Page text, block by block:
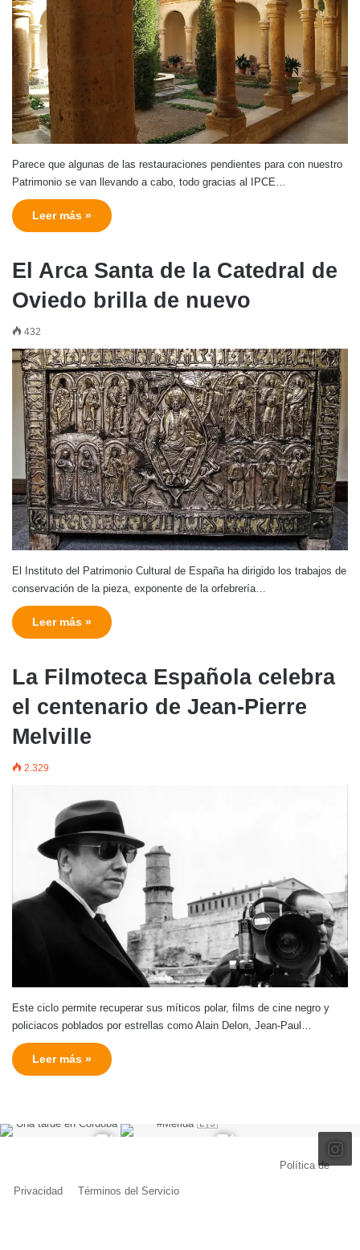
Parece que algunas de las restauraciones pendientes para con nuestro
Patrimonio se van llevando a cabo, todo gracias al IPCE…
Leer más »
El Arca Santa de la Catedral de
Oviedo brilla de nuevo
432
El Instituto del Patrimonio Cultural de España ha dirigido los trabajos de
conservación de la pieza, exponente de la orfebrería…
Leer más »
La Filmoteca Española celebra
el centenario de Jean-Pierre
Melville
2.329
Este ciclo permite recuperar sus míticos polar, films de cine negro y
policiacos poblados por estrellas como Alain Delon, Jean-Paul…
Leer más »
Política de
Privacidad Términos del Servicio